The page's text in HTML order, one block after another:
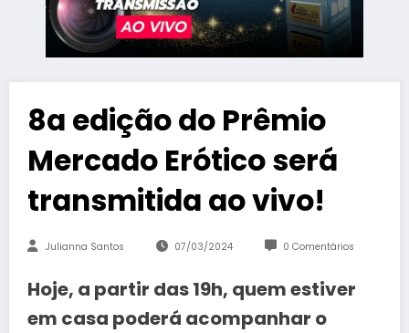
8a edição do Prêmio
Mercado Erótico será
transmitida ao vivo!
Julianna Santos 07/03/2024 0 Comentários
Hoje, a partir das 19h, quem estiver
em casa poderá acompanhar o